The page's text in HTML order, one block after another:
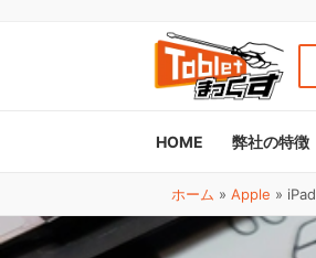
HOME 弊社の特徴
ホーム » Apple » iPad